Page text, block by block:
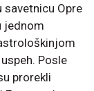
savetnicu Opre
jednom
Posle
prorekli